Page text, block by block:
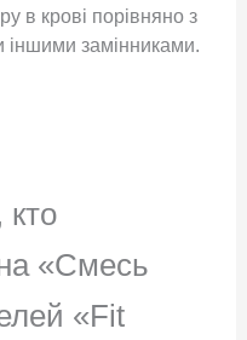
в крові порівняно з
іншими замінниками.
«Смесь
«Fit